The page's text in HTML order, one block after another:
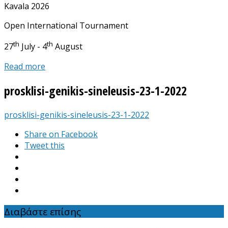
Kavala 2026
Open International Tournament
27th July - 4th August
Read more
prosklisi-genikis-sineleusis-23-1-2022
prosklisi-genikis-sineleusis-23-1-2022
Share on Facebook
Tweet this
Διαβάστε επίσης